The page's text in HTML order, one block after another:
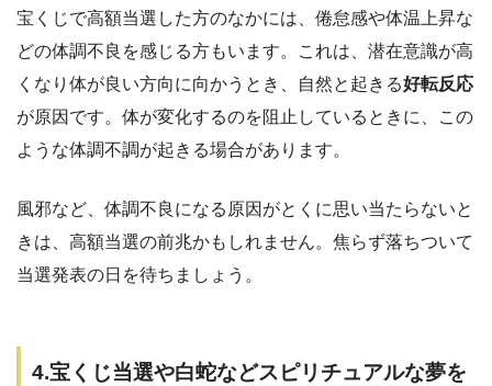
宝くじで高額当選した方のなかには、倦怠感や体温上昇な
どの体調不良を感じる方もいます。これは、潜在意識が高
くなり体が良い方向に向かうとき、自然と起きる好転反応
が原因です。体が変化するのを阻止しているときに、この
ような体調不調が起きる場合があります。
風邪など、体調不良になる原因がとくに思い当たらないと
きは、高額当選の前兆かもしれません。焦らず落ちついて
当選発表の日を待ちましょう。
4.宝くじ当選や白蛇などスピリチュアルな夢を